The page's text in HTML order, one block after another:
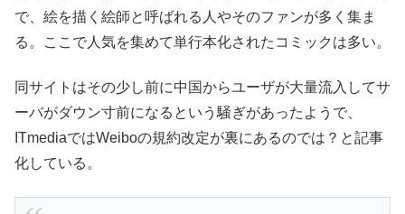
で、絵を描く絵師と呼ばれる人やそのファンが多く集ま
る。ここで人気を集めて単行本化されたコミックは多い。
同サイトはその少し前に中国からユーザが大量流入してサ
ーバがダウン寸前になるという騒ぎがあったようで、
ITmediaではWeiboの規約改定が裏にあるのでは？と記事
化している。